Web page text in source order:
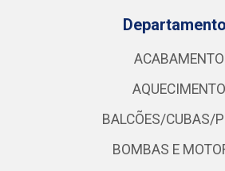
ACABAMENTO
AQUECIMENTO
BALCÕES/CUBAS/
BOMBAS E